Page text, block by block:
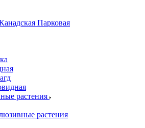
Парковая
растения
растения